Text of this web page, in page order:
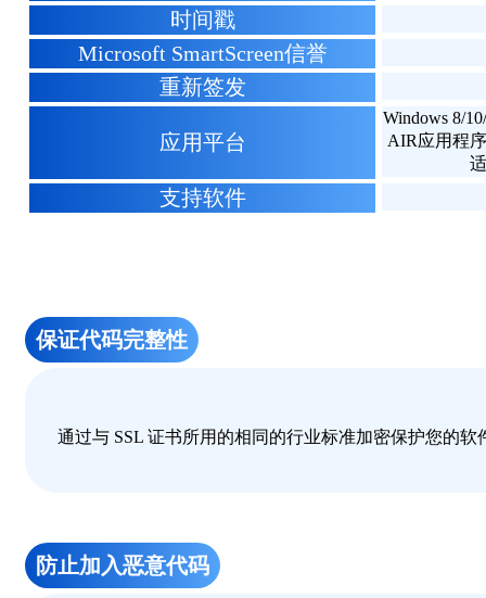
时间戳
Microsoft SmartScreen信誉
重新签发
应用平台
Windows 8/
AIR应用程
支持软件
保证代码完整性
通过与 SSL 证书所用的相同的行业标准加密保护您的
防止加入恶意代码